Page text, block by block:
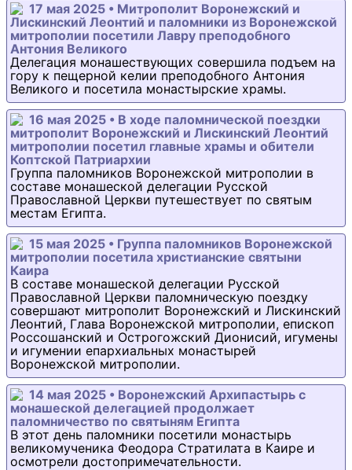
17 мая 2025 • Митрополит Воронежский и
Лискинский Леонтий и паломники из Воронежской
митрополии посетили Лавру преподобного
Антония Великого
Делегация монашествующих совершила подъем на
гору к пещерной келии преподобного Антония
Великого и посетила монастырские храмы.
16 мая 2025 • В ходе паломнической поездки
митрополит Воронежский и Лискинский Леонтий
митрополии посетил главные храмы и обители
Коптской Патриархии
Группа паломников Воронежской митрополии в
составе монашеской делегации Русской
Православной Церкви путешествует по святым
местам Египта.
15 мая 2025 • Группа паломников Воронежской
митрополии посетила христианские святыни
Каира
В составе монашеской делегации Русской
Православной Церкви паломническую поездку
совершают митрополит Воронежский и Лискинский
Леонтий, Глава Воронежской митрополии, епископ
Россошанский и Острогожский Дионисий, игумены
и игумении епархиальных монастырей
Воронежской митрополии.
14 мая 2025 • Воронежский Архипастырь с
монашеской делегацией продолжает
паломничество по святыням Египта
В этот день паломники посетили монастырь
великомученика Феодора Стратилата в Каире и
осмотрели достопримечательности.